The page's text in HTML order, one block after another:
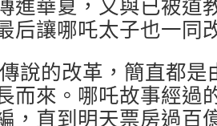
進華夏，又與已被道
后讓哪吒太子也一同
說的改革，簡直都
而來。哪吒故事經過
，直到明天票房過百